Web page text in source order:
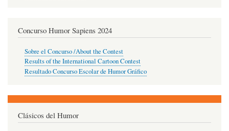
Concurso Humor Sapiens 2024
Sobre el Concurso /About the Contest
Results of the International Cartoon Contest
Resultado Concurso Escolar de Humor Gráfico
Clásicos del Humor